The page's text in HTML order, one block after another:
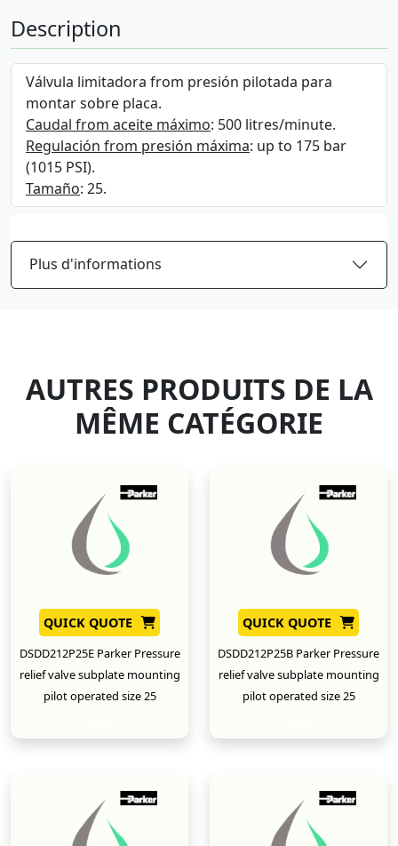
Description
Válvula limitadora from presión pilotada para
montar sobre placa.
Caudal from aceite máximo: 500 litres/minute.
Regulación from presión máxima: up to 175 bar
(1015 PSI).
Tamaño: 25.
Plus d'informations
AUTRES PRODUITS DE LA
MÊME CATÉGORIE
QUICK QUOTE
DSDD212P25E Parker Pressure
relief valve subplate mounting
pilot operated size 25
QUICK QUOTE
DSDD212P25B Parker Pressure
relief valve subplate mounting
pilot operated size 25